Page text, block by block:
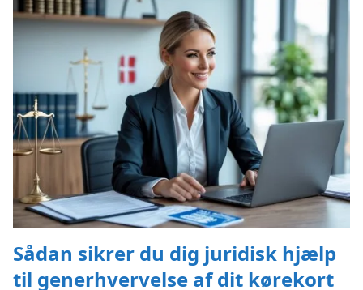
Sådan sikrer du dig juridisk hjælp
til generhvervelse af dit kørekort